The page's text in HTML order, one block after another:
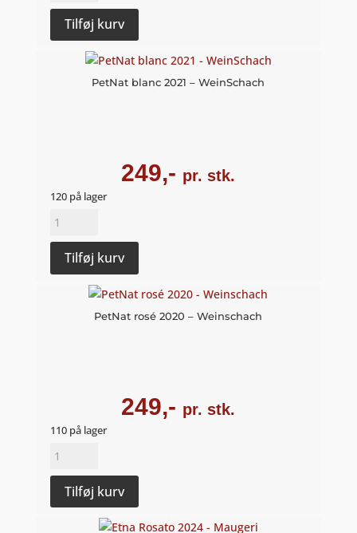
2021
Nature
Tilføj kurv
PetNat blanc 2021 – WeinSchach
249,- pr. stk.
120 på lager
PetNat
2021
-
WeinSchach
Tilføj kurv
PetNat rosé 2020 – Weinschach
249,- pr. stk.
110 på lager
PetNat
2020
-
Weinschach
Tilføj kurv